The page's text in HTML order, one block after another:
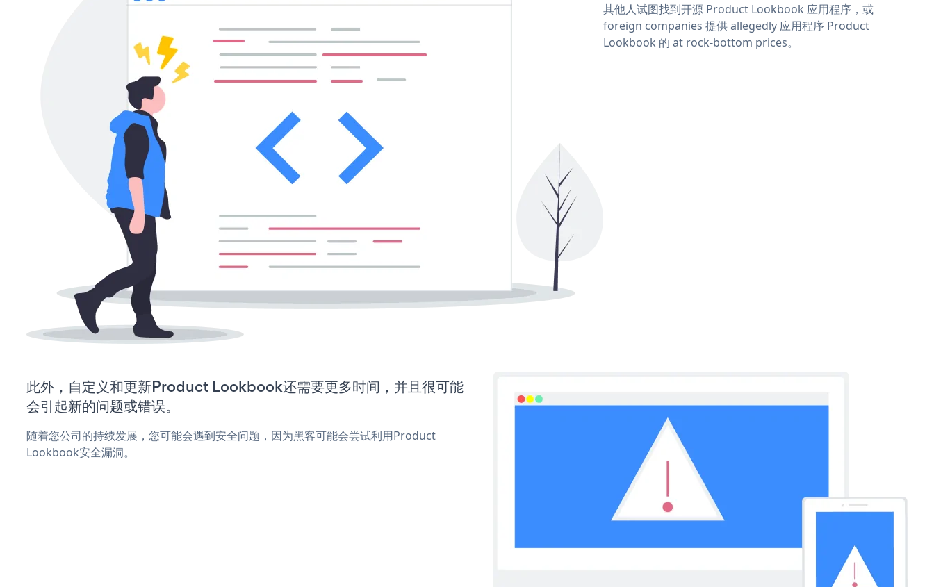
其他人试图找到开源 Product Lookbook 应用程序，或
foreign companies 提供 allegedly 应用程序 Product
Lookbook 的 at rock-bottom prices。
此外，自定义和更新Product Lookbook还需要更多时间，并且很可能
会引起新的问题或错误。
随着您公司的持续发展，您可能会遇到安全问题，因为黑客可能会尝试利用Product
Lookbook安全漏洞。